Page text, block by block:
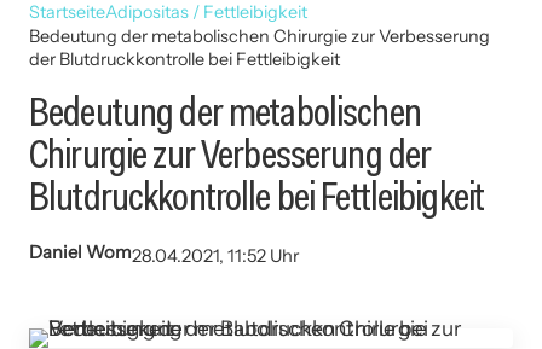
StartseiteAdipositas / Fettleibigkeit
Bedeutung der metabolischen Chirurgie zur Verbesserung
der Blutdruckkontrolle bei Fettleibigkeit
Bedeutung der metabolischen
Chirurgie zur Verbesserung der
Blutdruckkontrolle bei Fettleibigkeit
Daniel Wom28.04.2021, 11:52 Uhr